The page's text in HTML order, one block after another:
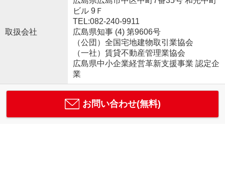
取扱会社
ビル 9Ｆ
TEL:082-240-9911
広島県知事 (4) 第9606号
（公団）全国宅地建物取引業協会
（一社）賃貸不動産管理業協会
広島県中小企業経営革新支援事業 認定企
業
お問い合わせ(無料)